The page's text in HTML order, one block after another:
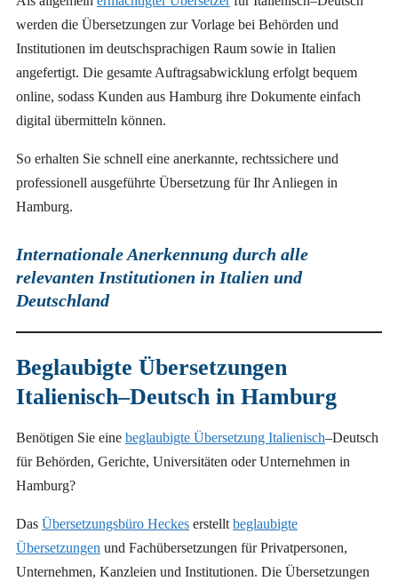
werden die Übersetzungen zur Vorlage bei Behörden und
Institutionen im deutschsprachigen Raum sowie in Italien
angefertigt. Die gesamte Auftragsabwicklung erfolgt bequem
online, sodass Kunden aus Hamburg ihre Dokumente einfach
digital übermitteln können.
So erhalten Sie schnell eine anerkannte, rechtssichere und
professionell ausgeführte Übersetzung für Ihr Anliegen in
Hamburg.
Internationale Anerkennung durch alle
relevanten Institutionen in Italien und
Deutschland
Beglaubigte Übersetzungen
Italienisch–Deutsch in Hamburg
Benötigen Sie eine beglaubigte Übersetzung Italienisch–Deutsch
für Behörden, Gerichte, Universitäten oder Unternehmen in
Hamburg?
Das Übersetzungsbüro Heckes erstellt beglaubigte
Übersetzungen und Fachübersetzungen für Privatpersonen,
Unternehmen, Kanzleien und Institutionen. Die Übersetzungen